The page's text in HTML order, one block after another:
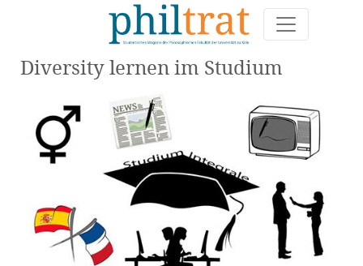
Diversity lernen im Studium